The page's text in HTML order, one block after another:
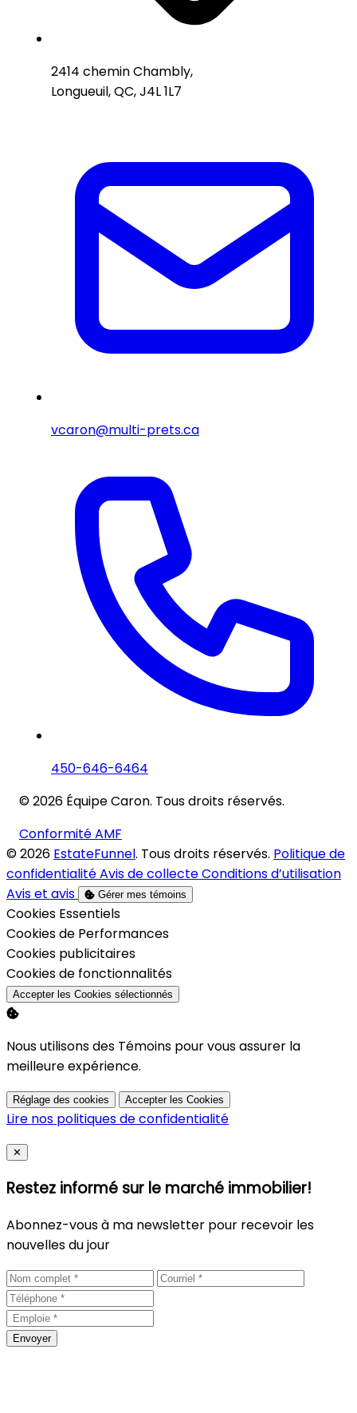
2414 chemin Chambly,
Longueuil, QC, J4L 1L7
vcaron@multi-prets.ca
450-646-6464
© 2026 Équipe Caron. Tous droits réservés.
Conformité AMF
© 2026 EstateFunnel. Tous droits réservés. Politique de
confidentialitéAvis de collecteConditions d’utilisation
Avis et avis
Gérer mes témoins
Activer
Cookies Essentiels
Activer
Cookies de Performances
Activer
Cookies publicitaires
Activer
Cookies de fonctionnalités
Accepter les Cookies sélectionnés
Nous utilisons des Témoins pour vous assurer la
meilleure expérience.
Réglage des cookies Accepter les Cookies
Lire nos politiques de confidentialité
Close
✕
Restez informé sur le marché immobilier!
Abonnez-vous à ma newsletter pour recevoir les
nouvelles du jour
Envoyer